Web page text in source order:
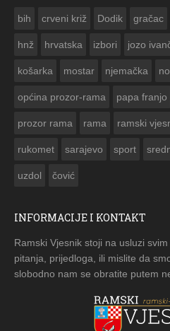
bih crveni križ Dodik gračac
hnž hrvatska izbori jozo
košarka mostar njemačka
općina prozor-rama papa franjo
prozor rama rama ramski
rukomet sarajevo sport
uzdol čović
INFORMACIJE I KONTAKT
Ramski Vjesnik stoji na usluzi
pitanja, prijedloga, ili mislite da
slobodno nam se obratite putem